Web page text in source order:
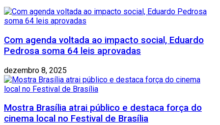
Com agenda voltada ao impacto social, Eduardo
Pedrosa soma 64 leis aprovadas
dezembro 8, 2025
Mostra Brasília atrai público e destaca força do
cinema local no Festival de Brasília